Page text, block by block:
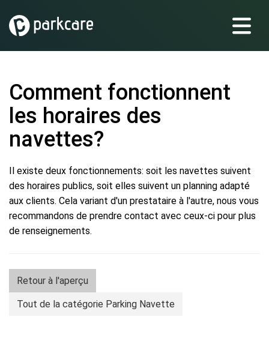
Comment fonctionnent
les horaires des
navettes?
Il existe deux fonctionnements: soit les navettes suivent
des horaires publics, soit elles suivent un planning adapté
aux clients. Cela variant d'un prestataire à l'autre, nous vous
recommandons de prendre contact avec ceux-ci pour plus
de renseignements.
Retour à l'aperçu
Tout de la catégorie Parking Navette